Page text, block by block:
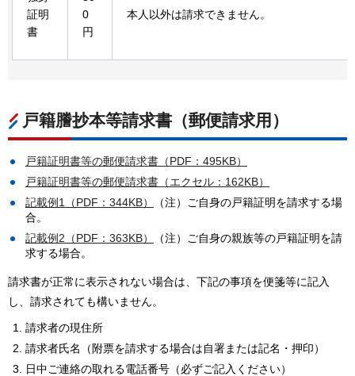
証明
書
0
円
本人以外は請求できません。
戸籍謄抄本等請求書（郵便請求用）
戸籍証明書等の郵便請求書（PDF：495KB）
戸籍証明書等の郵便請求書（エクセル：162KB）
記載例1（PDF：344KB）
（注）ご自身の戸籍証明を請求する場
合。
記載例2（PDF：363KB）
（注）ご自身の親族等の戸籍証明を請
求する場合。
請求書が正常に表示されない場合は、下記の事項を便箋等に記入
し、請求されても構いません。
請求者の現住所
請求者氏名（附票を請求する場合は自署または記名・押印）
日中ご連絡の取れる電話番号（必ずご記入ください）